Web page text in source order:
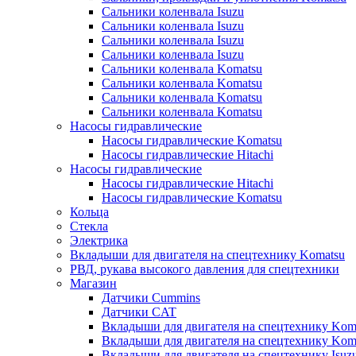
Сальники коленвала Isuzu
Сальники коленвала Isuzu
Сальники коленвала Isuzu
Сальники коленвала Isuzu
Сальники коленвала Komatsu
Сальники коленвала Komatsu
Сальники коленвала Komatsu
Сальники коленвала Komatsu
Насосы гидравлические
Насосы гидравлические Komatsu
Насосы гидравлические Hitachi
Насосы гидравлические
Насосы гидравлические Hitachi
Насосы гидравлические Komatsu
Кольца
Стекла
Электрика
Вкладыши для двигателя на спецтехнику Komatsu
РВД, рукава высокого давления для спецтехники
Магазин
Датчики Cummins
Датчики CAT
Вкладыши для двигателя на спецтехнику
Вкладыши для двигателя на спецтехнику